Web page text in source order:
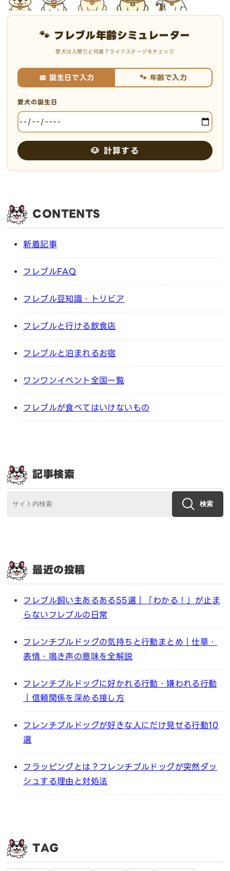
🐾 フレブル年齢シミュレーター
愛犬は人間だと何歳？ライフステージをチェック
📅 誕生日で入力 🐾 年齢で入力
愛犬の誕生日
🐶 計算する
CONTENTS
新着記事
フレブルFAQ
フレブル豆知識・トリビア
フレブルと行ける飲食店
フレブルと泊まれるお宿
ワンワンイベント全国一覧
フレブルが食べてはいけないもの
記事検索
検索
最近の投稿
フレブル飼い主あるある55選｜「わかる！」が止ま
らないフレブルの日常
フレンチブルドッグの気持ちと行動まとめ｜仕草・
表情・鳴き声の意味を全解説
フレンチブルドッグに好かれる行動・嫌われる行動
｜信頼関係を深める接し方
フレンチブルドッグが好きな人にだけ見せる行動10
選
フラッピングとは？フレンチブルドッグが突然ダッ
シュする理由と対処法
TAG